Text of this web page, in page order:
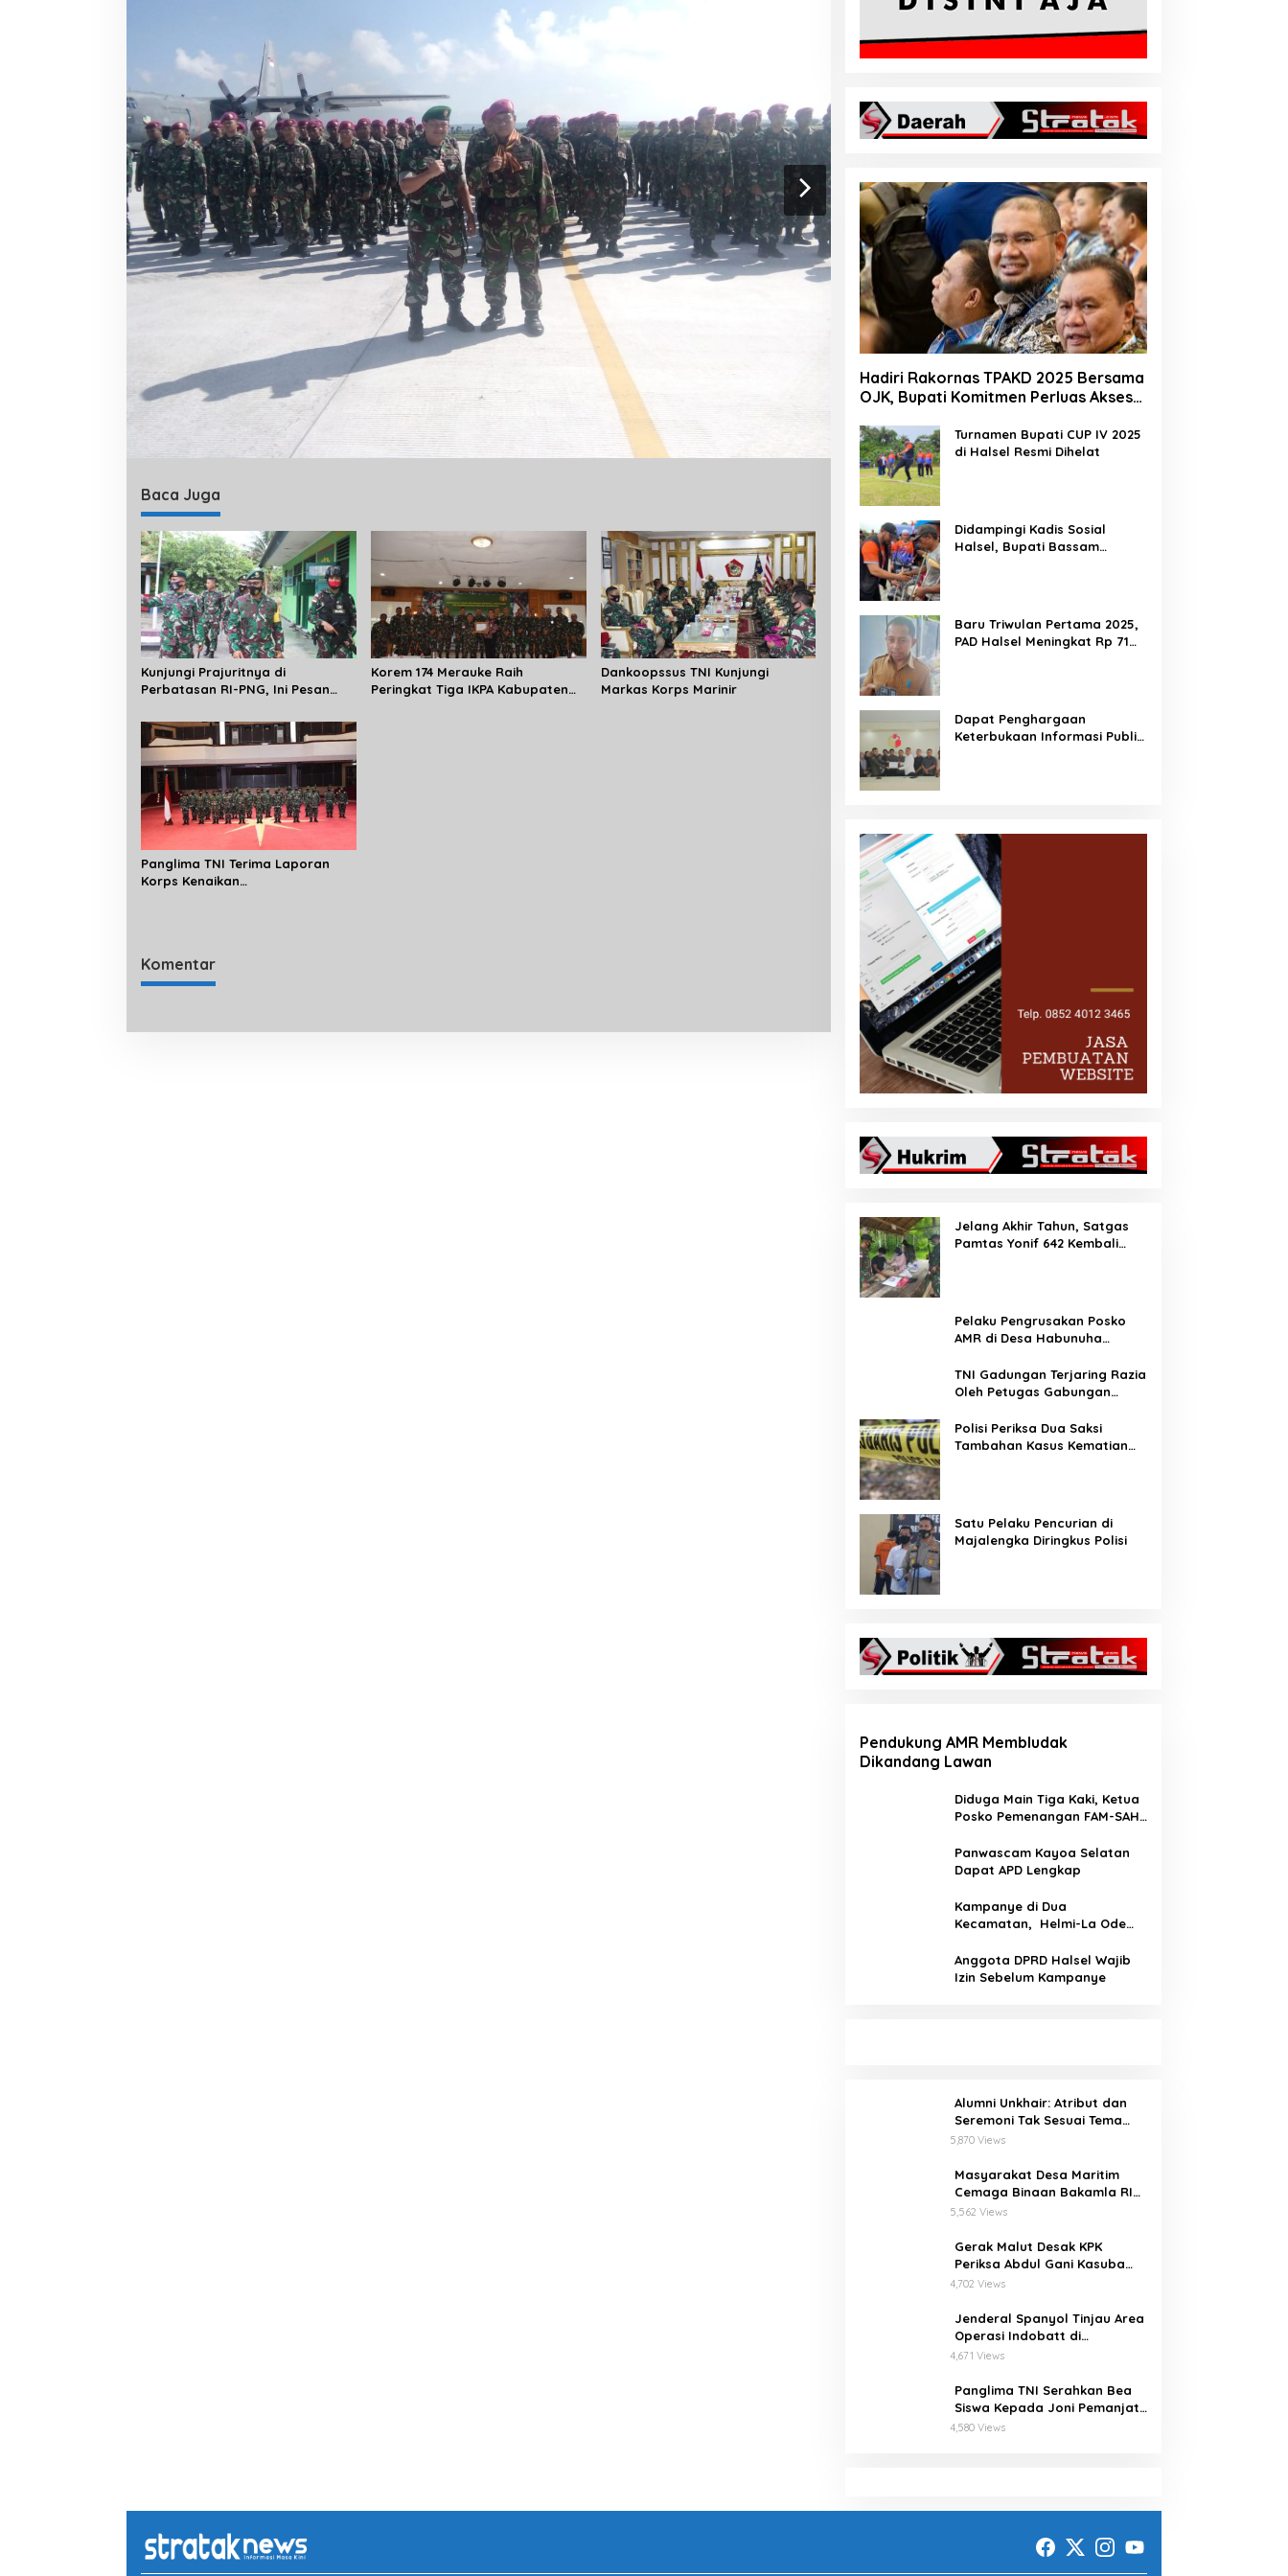
Baca Juga
Kunjungi Prajuritnya di
Perbatasan RI-PNG, Ini Pesan
Bremoro
Korem 174 Merauke Raih
Peringkat Tiga IKPA Kabupaten
Dankoopssus TNI Kunjungi
Markas Korps Marinir
Panglima TNI Terima Laporan
Korps Kenaikan
Komentar
Hadiri Rakornas TPAKD 2025 Bersama
OJK, Bupati Komitmen Perluas Akses
Turnamen Bupati CUP IV 2025
di Halsel Resmi Dihelat
Didampingi Kadis Sosial
Halsel, Bupati Bassam
Baru Triwulan Pertama 2025,
PAD Halsel Meningkat Rp 71
Dapat Penghargaan
Keterbukaan Informasi Publik,
Jelang Akhir Tahun, Satgas
Pamtas Yonif 642 Kembali
Pelaku Pengrusakan Posko
AMR di Desa Habunuha
Barat
TNI Gadungan Terjaring Razia
Oleh Petugas Gabungan
Polisi Periksa Dua Saksi
Tambahan Kasus Kematian
Satu Pelaku Pencurian di
Majalengka Diringkus Polisi
Pendukung AMR Membludak
Dikandang Lawan
Diduga Main Tiga Kaki, Ketua
Posko Pemenangan FAM-SAH
Panwascam Kayoa Selatan
Dapat APD Lengkap
Kampanye di Dua
Kecamatan, Helmi-La Ode
Anggota DPRD Halsel Wajib
Izin Sebelum Kampanye
Alumni Unkhair: Atribut dan
Seremoni Tak Sesuai Tema
Inforient 2018
5,870 Views
Masyarakat Desa Maritim
Cemaga Binaan Bakamla RI
Serius Pelajari Teknik
Penyelamatan di Laut
5,562 Views
Gerak Malut Desak KPK
Periksa Abdul Gani Kasuba
Terkait Penerbitkan 27 IUP
RI
4,702 Views
Jenderal Spanyol Tinjau Area
Operasi Indobatt di
Perbatasan Lebanon-Israel
4,671 Views
Panglima TNI Serahkan Bea
Siswa Kepada Joni Pemanjat
Tiang Bendera
4,580 Views